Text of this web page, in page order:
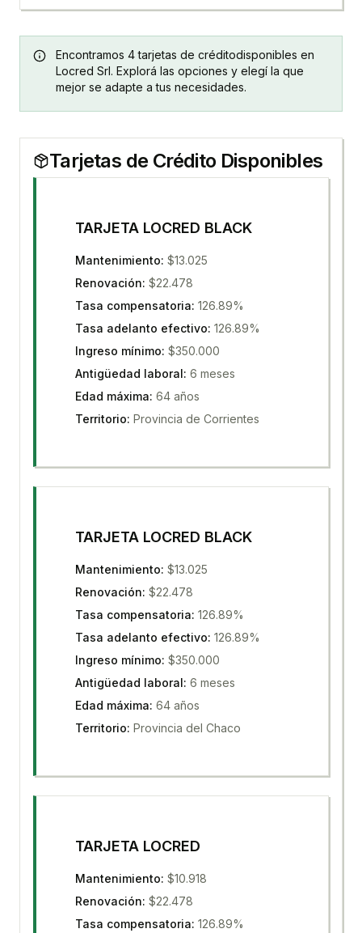
Encontramos 4 tarjetas de créditodisponibles en
Locred Srl. Explorá las opciones y elegí la que
mejor se adapte a tus necesidades.
Tarjetas de Crédito Disponibles
TARJETA LOCRED BLACK
Mantenimiento: $13.025
Renovación: $22.478
Tasa compensatoria: 126.89%
Tasa adelanto efectivo: 126.89%
Ingreso mínimo: $350.000
Antigüedad laboral: 6 meses
Edad máxima: 64 años
Territorio: Provincia de Corrientes
TARJETA LOCRED BLACK
Mantenimiento: $13.025
Renovación: $22.478
Tasa compensatoria: 126.89%
Tasa adelanto efectivo: 126.89%
Ingreso mínimo: $350.000
Antigüedad laboral: 6 meses
Edad máxima: 64 años
Territorio: Provincia del Chaco
TARJETA LOCRED
Mantenimiento: $10.918
Renovación: $22.478
Tasa compensatoria: 126.89%